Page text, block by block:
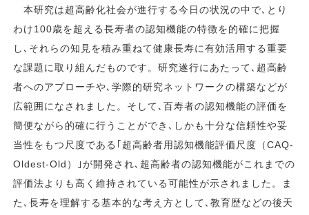
本研究は超高齢化社会が進行する今日の状況の中で､とり
わけ100歳を超える長寿者の認知機能の特徴を的確に把握
し､それらの知見を積み重ねて健康長寿に有効活用する重要
な課題に取り組んだものです。研究遂行にあたって､超高齢
者へのアプローチや､学際的研究ネットワークの構築などが
広範囲になされました。そして､百寿者の認知機能の評価を
簡便ながら的確に行うことができ､しかも十分な信頼性や妥
当性をもつ尺度である｢超高齢者用認知機能評価尺度（CAQ-
Oldest-Old）｣が開発され､超高齢者の認知機能がこれまでの
評価法よりも高く維持されている可能性が示されました。ま
た､長寿を理解する基本的な考え方として､教育歴などの後天